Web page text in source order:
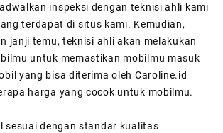
inspeksi dengan teknisi ahli kami
terdapat di situs kami. Kemudian,
janji temu, teknisi ahli akan melakukan
untuk memastikan mobilmu masuk
yang bisa diterima oleh Caroline.id
harga yang cocok untuk mobilmu.
sesuai dengan standar kualitas